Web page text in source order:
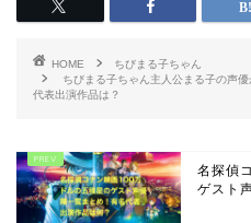
HOME
ちびまる子ちゃん
ちびまる子ちゃん主人公まる子の声
代表出演作品は？
名探偵
ゲスト